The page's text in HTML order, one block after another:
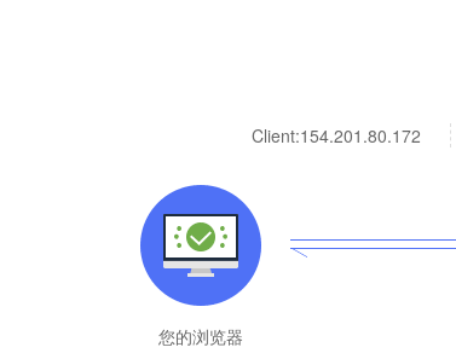
Client:154.201.80.172
您的浏览器